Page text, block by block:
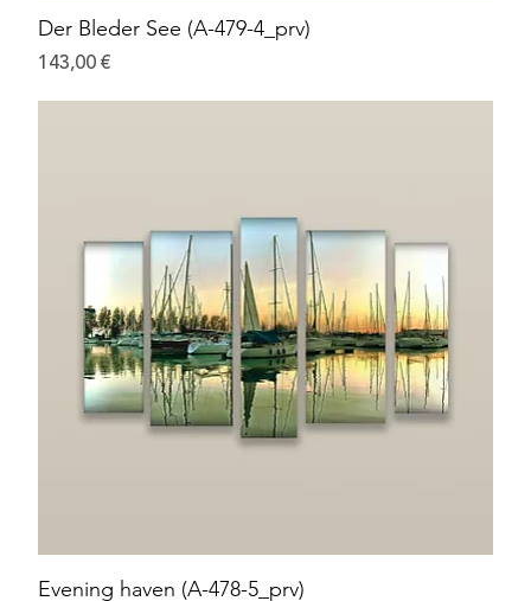
Der Bleder See (A-479-4_prv)
Preis
143,00 €
Evening haven (A-478-5_prv)